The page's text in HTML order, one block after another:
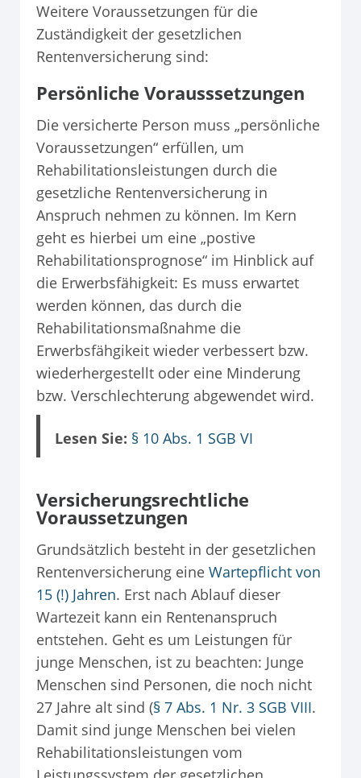
Weitere Voraussetzungen für die
Zuständigkeit der gesetzlichen
Rentenversicherung sind:
Persönliche Vorausssetzungen
Die versicherte Person muss „persönliche
Voraussetzungen“ erfüllen, um
Rehabilitationsleistungen durch die
gesetzliche Rentenversicherung in
Anspruch nehmen zu können. Im Kern
geht es hierbei um eine „postive
Rehabilitationsprognose“ im Hinblick auf
die Erwerbsfähigkeit: Es muss erwartet
werden können, das durch die
Rehabilitationsmaßnahme die
Erwerbsfähgikeit wieder verbessert bzw.
wiederhergestellt oder eine Minderung
bzw. Verschlechterung abgewendet wird.
Lesen Sie: § 10 Abs. 1 SGB VI
Versicherungsrechtliche
Voraussetzungen
Grundsätzlich besteht in der gesetzlichen
Rentenversicherung eine Wartepflicht von
15 (!) Jahren. Erst nach Ablauf dieser
Wartezeit kann ein Rentenanspruch
entstehen. Geht es um Leistungen für
junge Menschen, ist zu beachten: Junge
Menschen sind Personen, die noch nicht
27 Jahre alt sind (§ 7 Abs. 1 Nr. 3 SGB VIII.
Damit sind junge Menschen bei vielen
Rehabilitationsleistungen vom